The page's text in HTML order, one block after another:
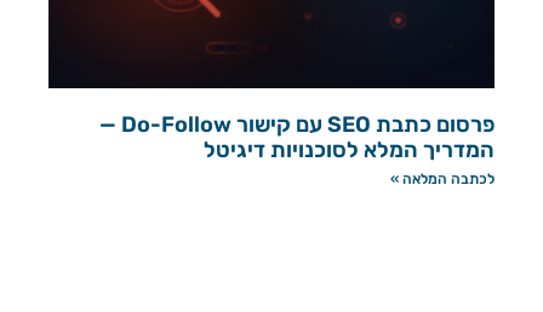
פרסום כתבת SEO עם קישור Do-Follow —
המדריך המלא לסוכנויות דיגיטל
לכתבה המלאה »